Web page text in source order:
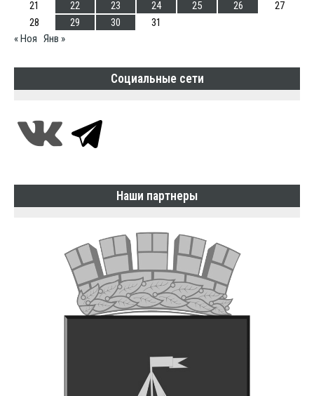
21
22 23 24 25 26
27
28
29 30
31
« Ноя Янв »
Социальные сети
Наши партнеры